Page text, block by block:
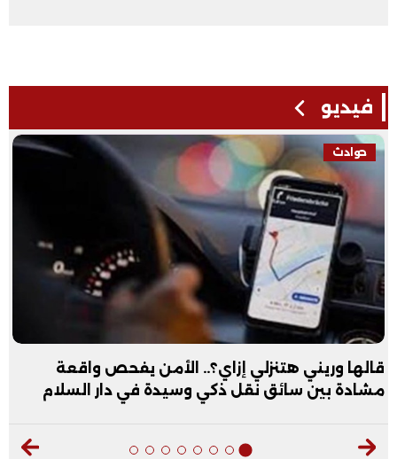
فيديو
حوادث
قالها وريني هتنزلي إزاي؟.. الأمن يفحص واقعة
مشادة بين سائق نقل ذكي وسيدة في دار السلام